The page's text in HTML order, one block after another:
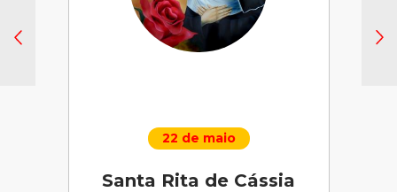
22 de maio
Santa Rita de Cássia